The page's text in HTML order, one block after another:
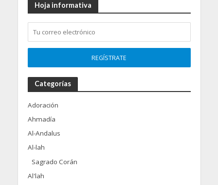
Hoja informativa
Categorías
Adoración
Ahmadía
Al-Andalus
Al-lah
Sagrado Corán
Al'lah